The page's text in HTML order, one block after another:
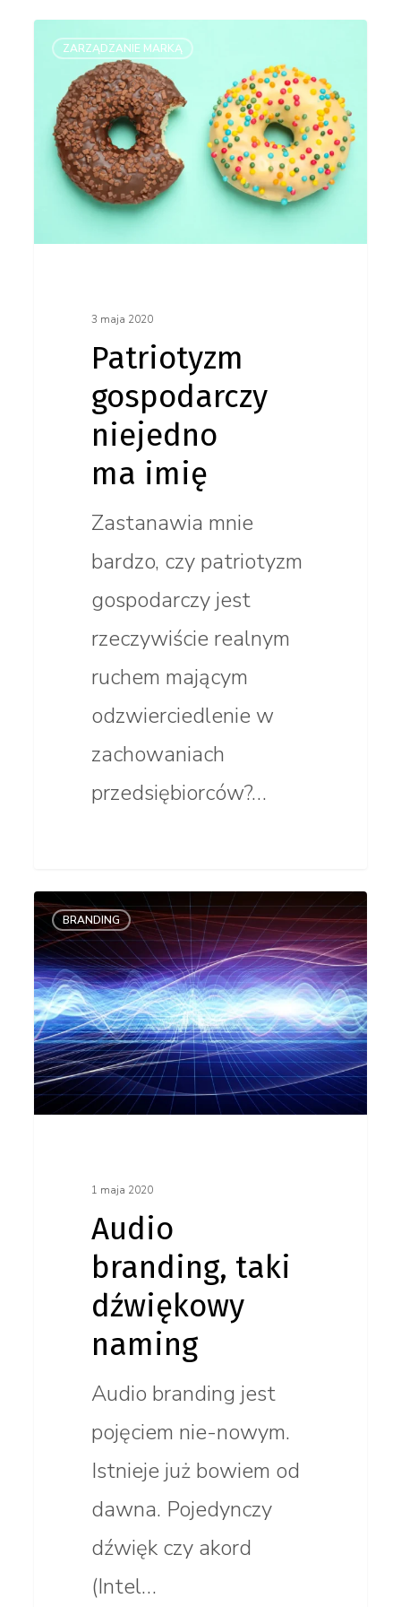
Patriotyzm
gospodarczy
niejedno
ma imię
ZARZĄDZANIE MARKĄ
3 maja 2020
Patriotyzm
gospodarczy
niejedno
ma imię
Zastanawia mnie
bardzo, czy patriotyzm
gospodarczy jest
rzeczywiście realnym
ruchem mającym
odzwierciedlenie w
zachowaniach
przedsiębiorców?…
Audio
branding,
taki
dźwiękowy
naming
BRANDING
1 maja 2020
Audio
branding, taki
dźwiękowy
naming
Audio branding jest
pojęciem nie-nowym.
Istnieje już bowiem od
dawna. Pojedynczy
dźwięk czy akord
(Intel…